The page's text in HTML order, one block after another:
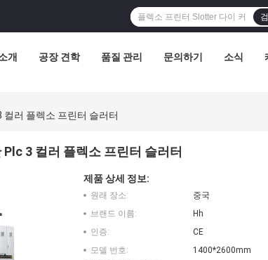
개 공장 견학 품질 관리 문의하기 소식
러 플렉소 프린터 슬러터
3 컬러 플렉소 프린터 슬러터
제품 상세 정보:
원래 장소:
중국
브랜드 이름:
Hh
인증:
CE
모델 번호:
1400*2600mm